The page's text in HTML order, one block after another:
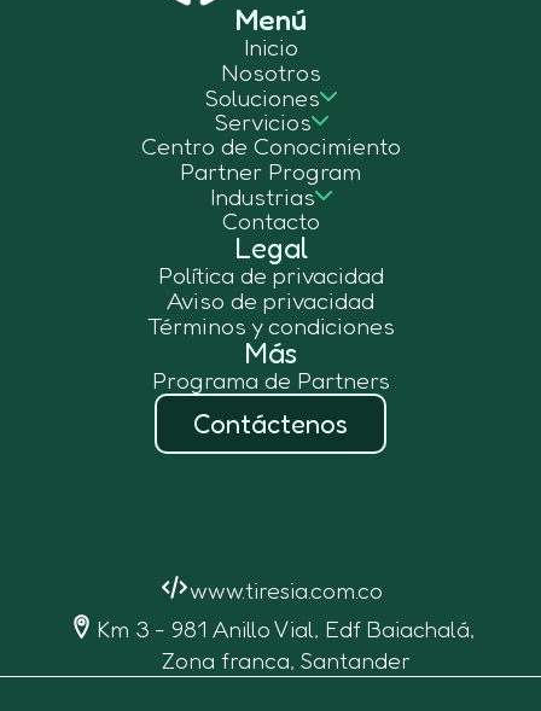
Menú
Inicio
Nosotros
Soluciones
Servicios
Centro de Conocimiento
Partner Program
Industrias
Contacto
Legal
Política de privacidad
Aviso de privacidad
Términos y condiciones
Más
Programa de Partners
Contáctenos
www.tiresia.com.co
Km 3 - 981 Anillo Vial, Edf Baiachalá,
Zona franca, Santander